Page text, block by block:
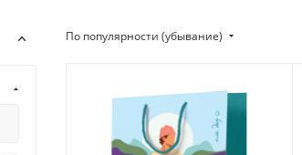
По популярности (убывание)